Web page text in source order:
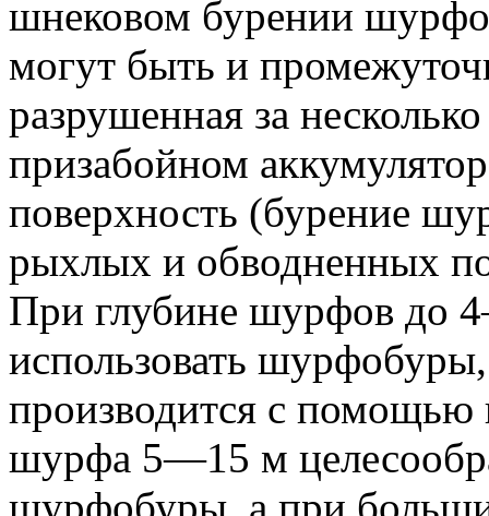
шнековом бурении
могут быть и
разрушенная за
призабойном
поверхность (бурение
рыхлых и обводненных
При глубине шурфов до
использовать
производится с
шурфа 5—15 м
шурфобуры, а при